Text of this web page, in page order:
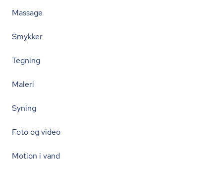
Massage
Smykker
Tegning
Maleri
Syning
Foto og video
Motion i vand